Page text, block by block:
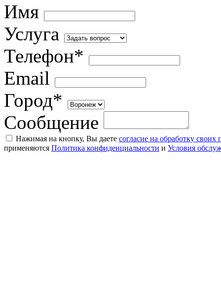
Имя
Услуга
Телефон*
Email
Город*
Сообщение
Нажимая на кнопку, Вы даете согласие на обработку
применяются Политика конфиденциальности и Условия